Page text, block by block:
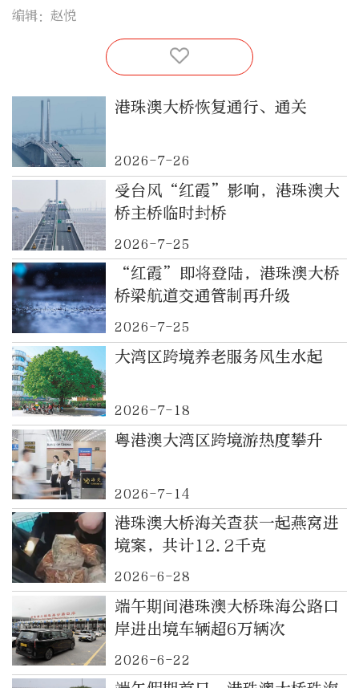
编辑：赵悦
港珠澳大桥恢复通行、通关
2026-7-26
受台风“红霞”影响，港珠澳大
桥主桥临时封桥
2026-7-25
“红霞”即将登陆，港珠澳大桥
桥梁航道交通管制再升级
2026-7-25
大湾区跨境养老服务风生水起
2026-7-18
粤港澳大湾区跨境游热度攀升
2026-7-14
港珠澳大桥海关查获一起燕窝进
境案，共计12.2千克
2026-6-28
端午期间港珠澳大桥珠海公路口
岸进出境车辆超6万辆次
2026-6-22